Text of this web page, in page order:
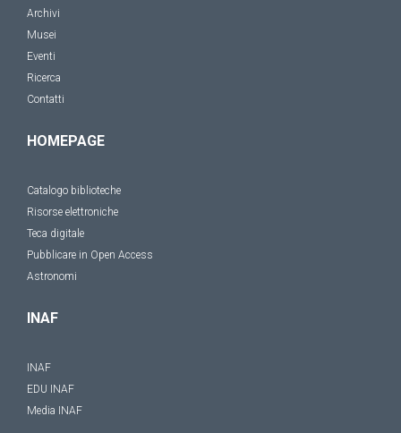
Archivi
Musei
Eventi
Ricerca
Contatti
HOMEPAGE
Catalogo biblioteche
Risorse elettroniche
Teca digitale
Pubblicare in Open Access
Astronomi
INAF
INAF
EDU INAF
Media INAF